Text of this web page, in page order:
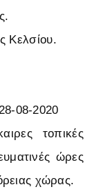
Κελσίου.
08-2020
τοπικές
ώρες
χώρας.